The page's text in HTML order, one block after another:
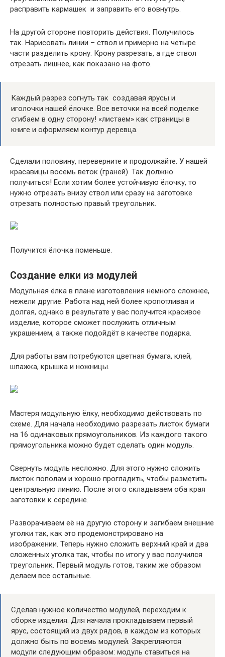
расправить кармашек и заправить его вовнутрь.
На другой стороне повторить действия. Получилось
так. Нарисовать линии – ствол и примерно на четыре
части разделить крону. Крону разрезать, а где ствол
отрезать лишнее, как показано на фото.
Каждый разрез согнуть так создавая ярусы и
иголочки нашей ёлочке. Все веточки на всей поделке
сгибаем в одну сторону! «листаем» как страницы в
книге и оформляем контур деревца.
Сделали половину, переверните и продолжайте. У нашей
красавицы восемь веток (граней). Так должно
получиться! Если хотим более устойчивую ёлочку, то
нужно отрезать внизу ствол или сразу на заготовке
отрезать полностью правый треугольник.
Получится ёлочка поменьше.
Создание елки из модулей
Модульная ёлка в плане изготовления немного сложнее,
нежели другие. Работа над ней более кропотливая и
долгая, однако в результате у вас получится красивое
изделие, которое сможет послужить отличным
украшением, а также подойдёт в качестве подарка.
Для работы вам потребуются цветная бумага, клей,
шпажка, крышка и ножницы.
Мастеря модульную ёлку, необходимо действовать по
схеме. Для начала необходимо разрезать листок бумаги
на 16 одинаковых прямоугольников. Из каждого такого
прямоугольника можно будет сделать один модуль.
Свернуть модуль несложно. Для этого нужно сложить
листок пополам и хорошо прогладить, чтобы разметить
центральную линию. После этого складываем оба края
заготовки к середине.
Разворачиваем её на другую сторону и загибаем внешние
уголки так, как это продемонстрировано на
изображении. Теперь нужно сложить верхний край и два
сложенных уголка так, чтобы по итогу у вас получился
треугольник. Первый модуль готов, таким же образом
делаем все остальные.
Сделав нужное количество модулей, переходим к
сборке изделия. Для начала прокладываем первый
ярус, состоящий из двух рядов, в каждом из которых
должно быть по восемь модулей. Закрепляются
модули следующим образом: модуль ставиться на